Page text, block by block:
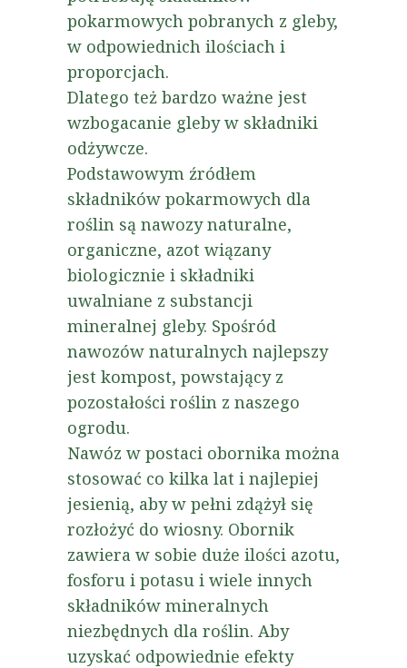
pokarmowych pobranych z gleby,
w odpowiednich ilościach i
proporcjach.
Dlatego też bardzo ważne jest
wzbogacanie gleby w składniki
odżywcze.
Podstawowym źródłem
składników pokarmowych dla
roślin są nawozy naturalne,
organiczne, azot wiązany
biologicznie i składniki
uwalniane z substancji
mineralnej gleby. Spośród
nawozów naturalnych najlepszy
jest kompost, powstający z
pozostałości roślin z naszego
ogrodu.
Nawóz w postaci obornika można
stosować co kilka lat i najlepiej
jesienią, aby w pełni zdążył się
rozłożyć do wiosny. Obornik
zawiera w sobie duże ilości azotu,
fosforu i potasu i wiele innych
składników mineralnych
niezbędnych dla roślin. Aby
uzyskać odpowiednie efekty